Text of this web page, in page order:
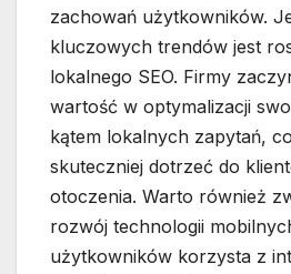
zachowań użytkowników.
kluczowych trendów jest
lokalnego SEO. Firmy
wartość w optymalizacji
kątem lokalnych zapytań,
skuteczniej dotrzeć do
otoczenia. Warto również
rozwój technologii
użytkowników korzysta z